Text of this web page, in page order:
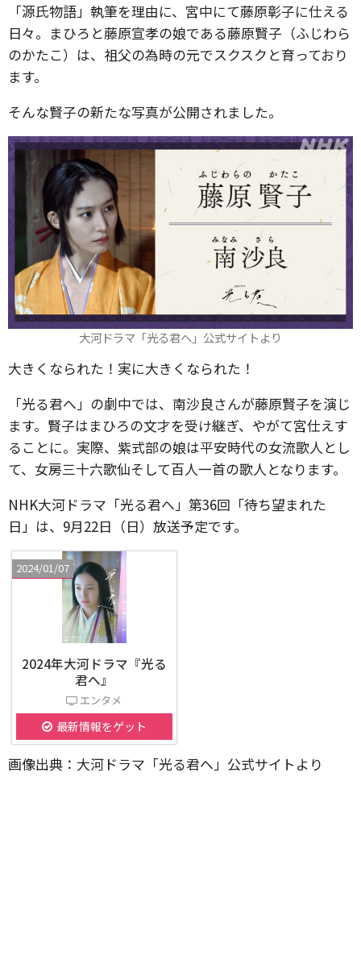
「源氏物語」執筆を理由に、宮中にて藤原彰子に仕える
日々。まひろと藤原宣孝の娘である藤原賢子（ふじわら
のかたこ）は、祖父の為時の元でスクスクと育っており
ます。
そんな賢子の新たな写真が公開されました。
大河ドラマ「光る君へ」公式サイトより
大きくなられた！実に大きくなられた！
「光る君へ」の劇中では、南沙良さんが藤原賢子を演じ
ます。賢子はまひろの文才を受け継ぎ、やがて宮仕えす
ることに。実際、紫式部の娘は平安時代の女流歌人とし
て、女房三十六歌仙そして百人一首の歌人となります。
NHK大河ドラマ「光る君へ」第36回「待ち望まれた
日」は、9月22日（日）放送予定です。
2024/01/07
2024年大河ドラマ『光る
君へ』
エンタメ
最新情報をゲット
画像出典：大河ドラマ「光る君へ」公式サイトより